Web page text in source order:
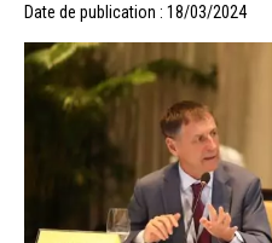
Date de publication : 18/03/2024